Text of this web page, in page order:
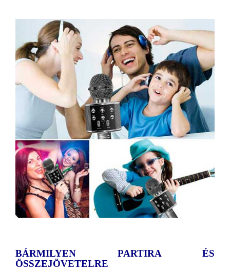
BÁRMILYEN PARTIRA ÉS
ÖSSZEJÖVETELRE